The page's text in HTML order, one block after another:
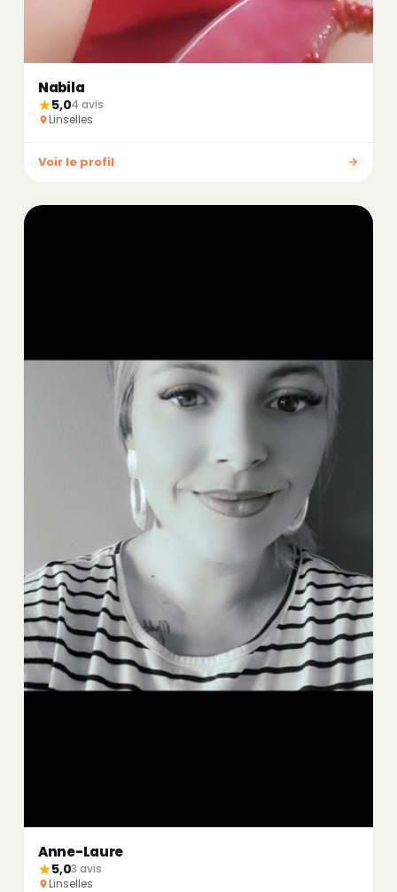
Nabila
5,04 avis
Linselles
Voir le profil
Anne-Laure
5,03 avis
Linselles